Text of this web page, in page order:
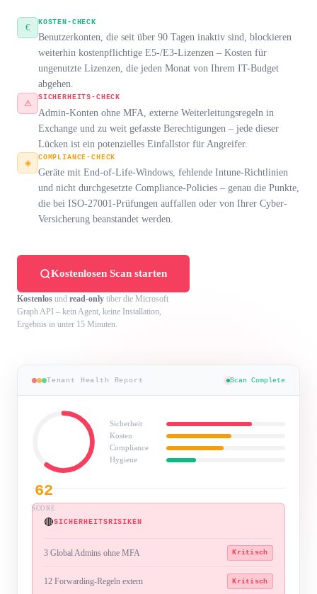
€
KOSTEN-CHECK
Benutzerkonten, die seit über 90 Tagen inaktiv sind, blockieren
weiterhin kostenpflichtige E5-/E3-Lizenzen – Kosten für
ungenutzte Lizenzen, die jeden Monat von Ihrem IT-Budget
abgehen.
⚠
SICHERHEITS-CHECK
Admin-Konten ohne MFA, externe Weiterleitungsregeln in
Exchange und zu weit gefasste Berechtigungen – jede dieser
Lücken ist ein potenzielles Einfallstor für Angreifer.
◈
COMPLIANCE-CHECK
Geräte mit End-of-Life-Windows, fehlende Intune-Richtlinien
und nicht durchgesetzte Compliance-Policies – genau die Punkte,
die bei ISO-27001-Prüfungen auffallen oder von Ihrer Cyber-
Versicherung beanstandet werden.
Kostenlosen Scan starten
Kostenlos und read-only über die Microsoft
Graph API – kein Agent, keine Installation,
Ergebnis in unter 15 Minuten.
Tenant Health Report Scan Complete
62
SCORE
Sicherheit
Kosten
Compliance
Hygiene
🔴SICHERHEITSRISIKEN
3 Global Admins ohne MFA Kritisch
12 Forwarding-Regeln extern Kritisch